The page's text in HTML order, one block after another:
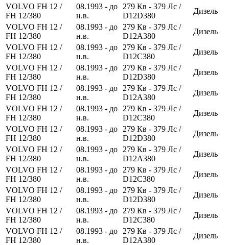
VOLVO FH 12 /
FH 12/380
08.1993 - до
н.в.
279 Кв - 379 Лс /
D12D380
Дизель
VOLVO FH 12 /
FH 12/380
08.1993 - до
н.в.
279 Кв - 379 Лс /
D12A380
Дизель
VOLVO FH 12 /
FH 12/380
08.1993 - до
н.в.
279 Кв - 379 Лс /
D12C380
Дизель
VOLVO FH 12 /
FH 12/380
08.1993 - до
н.в.
279 Кв - 379 Лс /
D12D380
Дизель
VOLVO FH 12 /
FH 12/380
08.1993 - до
н.в.
279 Кв - 379 Лс /
D12A380
Дизель
VOLVO FH 12 /
FH 12/380
08.1993 - до
н.в.
279 Кв - 379 Лс /
D12C380
Дизель
VOLVO FH 12 /
FH 12/380
08.1993 - до
н.в.
279 Кв - 379 Лс /
D12D380
Дизель
VOLVO FH 12 /
FH 12/380
08.1993 - до
н.в.
279 Кв - 379 Лс /
D12A380
Дизель
VOLVO FH 12 /
FH 12/380
08.1993 - до
н.в.
279 Кв - 379 Лс /
D12C380
Дизель
VOLVO FH 12 /
FH 12/380
08.1993 - до
н.в.
279 Кв - 379 Лс /
D12D380
Дизель
VOLVO FH 12 /
FH 12/380
08.1993 - до
н.в.
279 Кв - 379 Лс /
D12C380
Дизель
VOLVO FH 12 /
FH 12/380
08.1993 - до
н.в.
279 Кв - 379 Лс /
D12A380
Дизель